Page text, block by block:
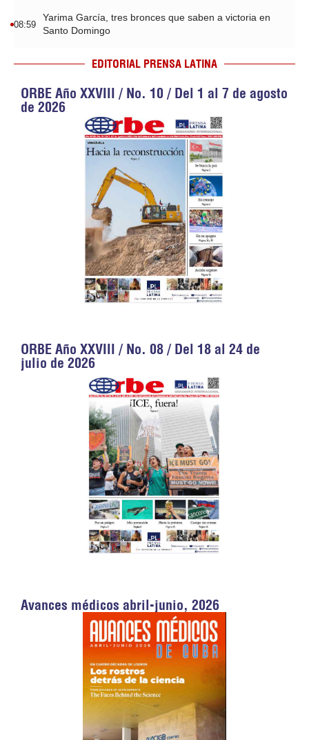
08:59
Yarima García, tres bronces que saben a victoria en
Santo Domingo
EDITORIAL PRENSA LATINA
ORBE Año XXVIII / No. 10 / Del 1 al 7 de agosto
de 2026
ORBE Año XXVIII / No. 08 / Del 18 al 24 de
julio de 2026
Avances médicos abril-junio, 2026